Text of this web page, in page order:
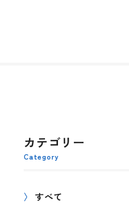
カテゴリー
Category
すべて